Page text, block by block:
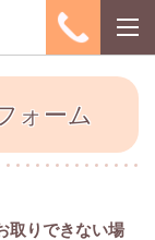
ォーム
取りできない場